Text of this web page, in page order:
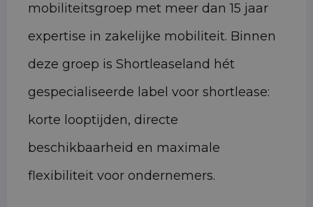
mobiliteitsgroep met meer dan 15 jaar
expertise in zakelijke mobiliteit. Binnen
deze groep is Shortleaseland hét
gespecialiseerde label voor shortlease:
korte looptijden, directe
beschikbaarheid en maximale
flexibiliteit voor ondernemers.